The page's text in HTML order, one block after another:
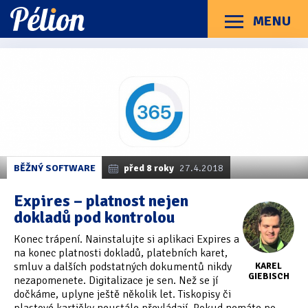
Přejít
na
štítky
Přejít
na
kategorie
Přejít
na
obsah
MENU
Menu
Braillské řádky (31)
Lupy
Mobilní zařízení(85)
Počítače a notebooky (66)
Zápisníky(7)
BĚŽNÝ SOFTWARE před 8 roky 27.4.2018
KAREL
GIEBISCH
Expires – platnost nejen
dokladů pod kontrolou
Konec trápení. Nainstalujte si aplikaci Expires a
na konec platnosti dokladů, platebních karet,
smluv a dalších podstatných dokumentů nikdy
nezapomenete. Digitalizace je sen. Než se jí
dočkáme, uplyne ještě několik let. Tiskopisy či